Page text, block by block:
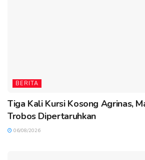
BERITA
Tiga Kali Kursi Kosong Agrinas,
Trobos Dipertaruhkan
06/08/2026